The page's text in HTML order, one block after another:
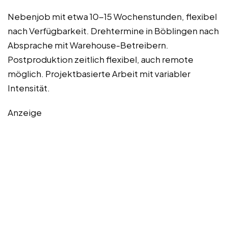
Nebenjob mit etwa 10-15 Wochenstunden, flexibel
nach Verfügbarkeit. Drehtermine in Böblingen nach
Absprache mit Warehouse-Betreibern.
Postproduktion zeitlich flexibel, auch remote
möglich. Projektbasierte Arbeit mit variabler
Intensität.
Anzeige